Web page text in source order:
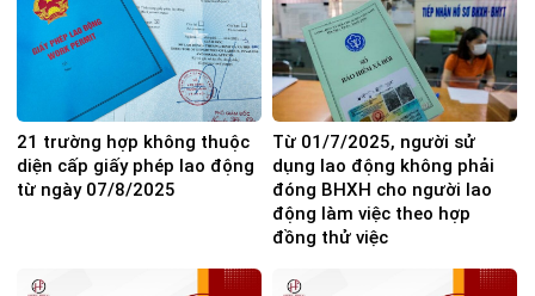
21 trường hợp không thuộc
diện cấp giấy phép lao động
từ ngày 07/8/2025
Từ 01/7/2025, người sử
dụng lao động không phải
đóng BHXH cho người lao
động làm việc theo hợp
đồng thử việc